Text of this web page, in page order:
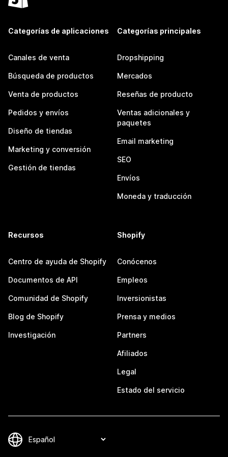
Categorías de aplicaciones
Canales de venta
Búsqueda de productos
Venta de productos
Pedidos y envíos
Diseño de tiendas
Marketing y conversión
Gestión de tiendas
Categorías principales
Dropshipping
Mercados
Reseñas de producto
Ventas adicionales y
paquetes
Email marketing
SEO
Envíos
Moneda y traducción
Recursos
Centro de ayuda de Shopify
Documentos de API
Comunidad de Shopify
Blog de Shopify
Investigación
Shopify
Conócenos
Empleos
Inversionistas
Prensa y medios
Partners
Afiliados
Legal
Estado del servicio